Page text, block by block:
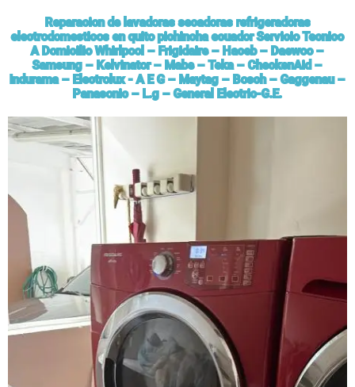
Reparacion de lavadoras secadoras refrigeradoras
electrodomesticos en quito pichincha ecuador Servicio Tecnico
A Domicilio Whirlpool – Frigidaire – Haceb – Daewoo –
Samsung – Kelvinator – Mabe – Teka – CheckenAid –
Indurama – Electrolux - A E G – Maytag – Bosch – Gaggenau –
Panasonic – L.g – General Electric-G.E.